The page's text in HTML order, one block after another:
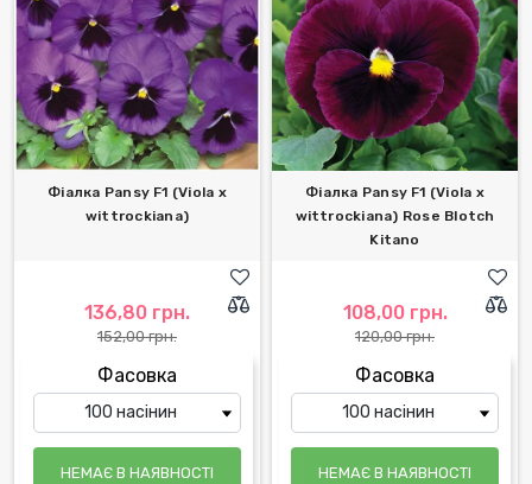
Фіалка Pansy F1 (Viola x
wittrockiana)
136,80 грн.
152,00 грн.
Фасовка
НЕМАЄ В НАЯВНОСТІ
Фіалка Pansy F1 (Viola x
wittrockiana) Rose Blotch
Kitano
108,00 грн.
120,00 грн.
Фасовка
НЕМАЄ В НАЯВНОСТІ